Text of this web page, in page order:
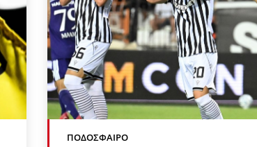
ΠΟΔΌΣΦΑΙΡΟ